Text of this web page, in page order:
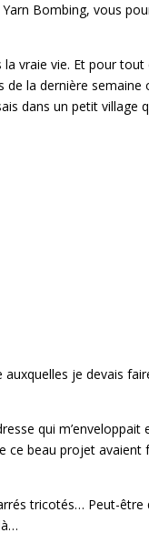
Yarn Bombing, vous
vraie vie. Et pour tout
de la dernière semaine
dans un petit village
je devais
qui m’enveloppait
ce beau projet avaient
tricotés… Peut-être